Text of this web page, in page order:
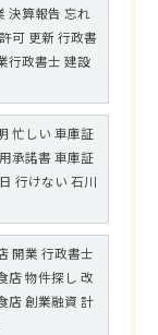
決算報告 忘れ
可 更新 行政書
行政書士 建設
忙しい 車庫証
承諾書 車庫証
行けない 石川
開業 行政書士
店 物件探し 改
店 創業融資 計